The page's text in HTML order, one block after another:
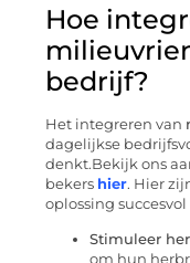
Hoe
bedrijf?
Het integreren van
dagelijkse
denkt.Bekijk ons
bekers hier. Hier
oplossing
Stimuleer
om hun